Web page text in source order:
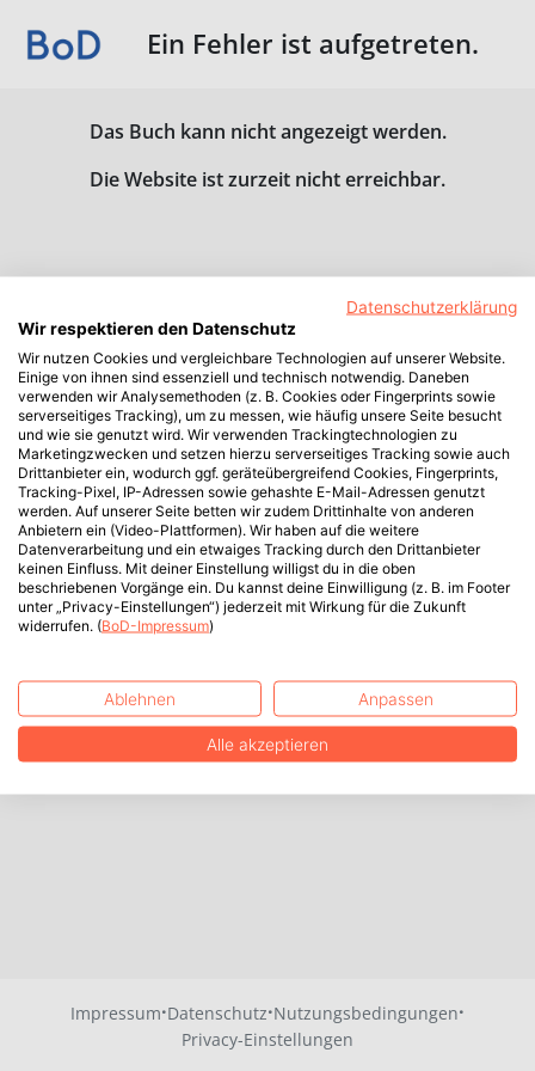
Ein Fehler ist aufgetreten.
Das Buch kann nicht angezeigt werden.
Die Website ist zurzeit nicht erreichbar.
Impressum·Datenschutz·Nutzungsbedingungen·
Privacy-Einstellungen
Datenschutzerklärung
Wir respektieren den Datenschutz
Wir nutzen Cookies und vergleichbare Technologien auf unserer Website.
Einige von ihnen sind essenziell und technisch notwendig. Daneben
verwenden wir Analysemethoden (z. B. Cookies oder Fingerprints sowie
serverseitiges Tracking), um zu messen, wie häufig unsere Seite besucht
und wie sie genutzt wird. Wir verwenden Trackingtechnologien zu
Marketingzwecken und setzen hierzu serverseitiges Tracking sowie auch
Drittanbieter ein, wodurch ggf. geräteübergreifend Cookies, Fingerprints,
Tracking-Pixel, IP-Adressen sowie gehashte E-Mail-Adressen genutzt
werden. Auf unserer Seite betten wir zudem Drittinhalte von anderen
Anbietern ein (Video-Plattformen). Wir haben auf die weitere
Datenverarbeitung und ein etwaiges Tracking durch den Drittanbieter
keinen Einfluss. Mit deiner Einstellung willigst du in die oben
beschriebenen Vorgänge ein. Du kannst deine Einwilligung (z. B. im Footer
unter „Privacy-Einstellungen“) jederzeit mit Wirkung für die Zukunft
widerrufen. (BoD-Impressum)
Ablehnen Anpassen
Alle akzeptieren